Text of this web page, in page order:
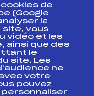
Suivi
cookies de
(Google
la
vous
vidéo et les
ainsi que des
le
site. Les
ne
votre
pouvez